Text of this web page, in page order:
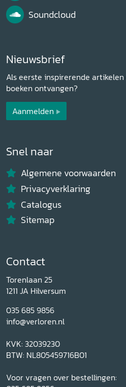
Soundcloud
Nieuwsbrief
Als eerste inspirerende
boeken ontvangen?
Aanmelden
Snel naar
Algemene voorwaarden
Privacyverklaring
Catalogus
Sitemap
Contact
Torenlaan 25
1211 JA Hilversum
035 685 9856
info@verloren.nl
KVK: 32039230
BTW: NL805459716B01
Voor vragen over bestellingen: